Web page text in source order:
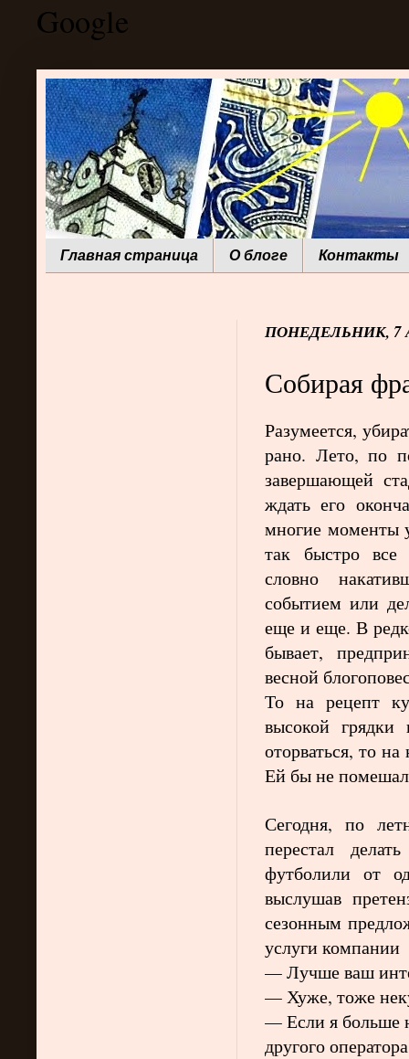
Google
Главная страница О блоге Контакты
ПОНЕДЕЛЬНИК, 7
Собирая
Разумеется,
рано. Лето, по
завершающей
ждать его
многие моменты
так быстро все
словно
событием или
еще и еще. В
бывает,
весной
То на рецепт
высокой
оторваться, то
Ей бы не
Сегодня, по
перестал
футболили от
выслушав
сезонным
услуги компании
— Лучше ваш
— Хуже, тоже
—Если я больше
другого